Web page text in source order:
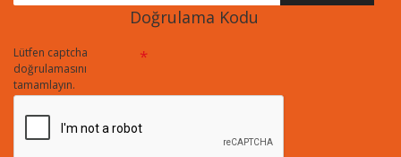
Doğrulama Kodu
Lütfen captcha
doğrulamasını
tamamlayın.